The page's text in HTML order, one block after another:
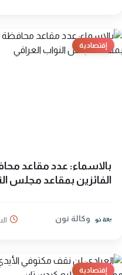
إقتصادية
بالاسماء: عدد مقاعد
الفائزين بمقاعد مجلس
وكالة نون
إقتصادية